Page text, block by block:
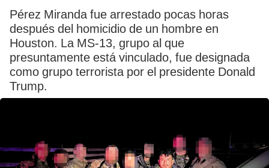
Pérez Miranda fue arrestado pocas horas
después del homicidio de un hombre en
Houston. La MS-13, grupo al que
presuntamente está vinculado, fue designada
como grupo terrorista por el presidente Donald
Trump.